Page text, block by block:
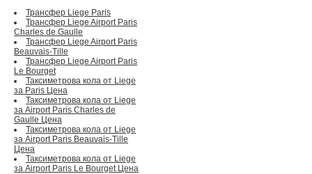
Трансфер Liege Paris
Трансфер Liege Airport Paris
Charles de Gaulle
Трансфер Liege Airport Paris
Beauvais-Tille
Трансфер Liege Airport Paris
Le Bourget
Таксиметрова кола от Liege
за Paris Цена
Таксиметрова кола от Liege
за Airport Paris Charles de
Gaulle Цена
Таксиметрова кола от Liege
за Airport Paris Beauvais-Tille
Цена
Таксиметрова кола от Liege
за Airport Paris Le Bourget Цена